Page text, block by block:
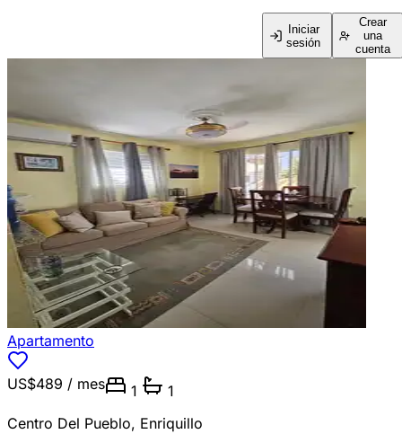
Iniciar
sesión
Crear
una
cuenta
Apartamento
US$489 / mes 1
1
Centro Del Pueblo, Enriquillo